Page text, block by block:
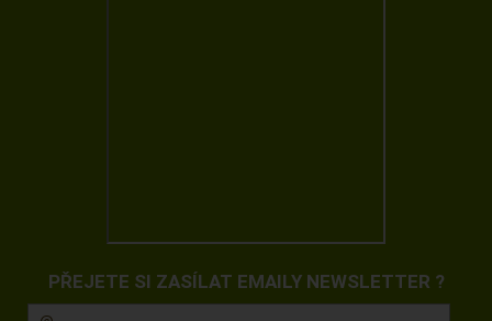
PŘEJETE SI ZASÍLAT EMAILY NEWSLETTER ?